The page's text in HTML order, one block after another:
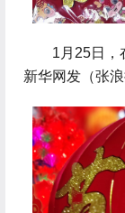
1月25日，在
新华网发（张浪